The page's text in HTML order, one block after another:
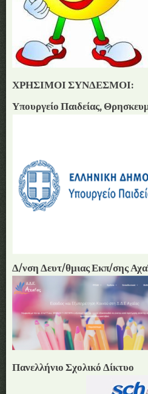
ΧΡΗΣΙΜΟΙ ΣΥΝΔΕΣΜΟΙ:
Υπουργείο Παιδείας,
Δ/νση Δευτ/θμιας Εκπ/σης
Πανελλήνιο Σχολικό Δίκτυο